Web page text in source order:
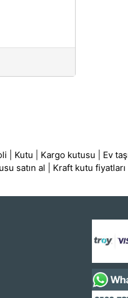
Kutu Kargo kutusu Ev
satın al Kraft kutu fiyatları